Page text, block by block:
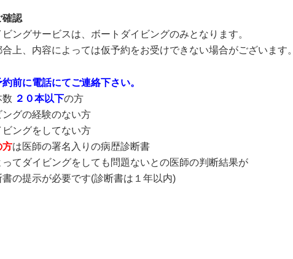
認
ングサービスは、ボートダイビングのみとなります。
上、内容によっては仮予約をお受けできない場合がございます。
前に電話にてご連絡下さい。
数 ２０本以下の方
ングの経験のない方
ビングをしてない方
方は医師の署名入りの病歴診断書
ってダイビングをしても問題ないとの医師の判断結果が
の提示が必要です(診断書は１年以内)